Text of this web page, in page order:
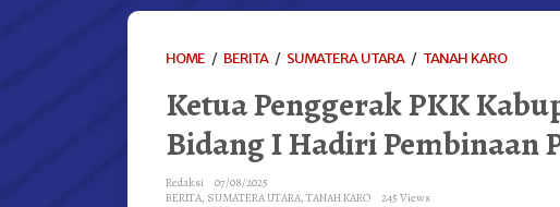
HOME / BERITA / SUMATERA UTARA / TANAH KAROKETUA
PKK
KARO
&
Ketua Penggerak PKK
Bidang I Hadiri Pembinaan
Redaksi
07/08/2025
BERITA, SUMATERA UTARA,TANAH KARO 245 Views